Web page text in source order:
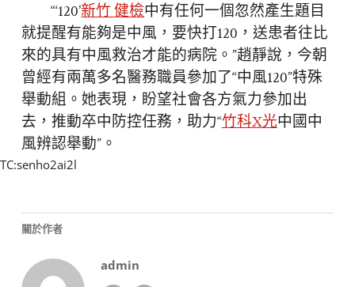
“‘120’新竹 健檢中有任何一個忽然產生題目
就提醒有能夠是中風，要快打120，送患者往比
來的具有中風救治才能的病院。”趙靜說，今朝
曾經有兩萬多名醫務職員參加了“中風120”特殊
舉動組。她表現，盼望社會各方氣力參加出
去，推動卒中防控任務，助力“竹科X光中國中
風辨認舉動”。
TC:senho2ai2l
關於作者
admin